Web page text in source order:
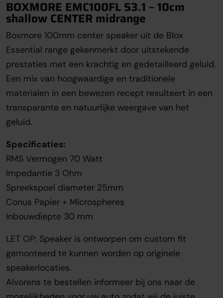
BOXMORE EMC100FL S3.1 – 10cm
shallow CENTER midrange
Boxmore 100mm center speaker uit de Blox
Essential range gekenmerkt door uitstekende
prestaties met een krachtig en gedetailleerd geluid.
Een mix van hoogwaardige en traditionele
materialen in een bewezen recept resulteert in een
transparante en natuurlijke weergave van het
geluid.
Specificaties:
RMS Vermogen 70 Watt
Impedantie 3 Ohm
Spreekspoel diameter 25mm
Conus Papier + Microspheres
Inbouwdiepte 30 mm
LET OP: Speaker is ontworpen om custom fit
gemonteerd te kunnen worden op originele
speakerlocaties.
Alvorens te bestellen informeer bij ons naar de